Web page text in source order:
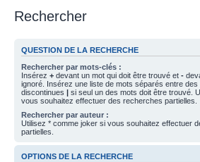
Rechercher
QUESTION DE LA RECHERCHE
Rechercher par mots-clés :
Insérez + devant un mot qui doit être trouvé et -
ignoré. Insérez une liste de mots séparés entre
discontinues | si seul un des mots doit être trouvé.
vous souhaitez effectuer des recherches partielles.
Rechercher par auteur :
Utilisez * comme joker si vous souhaitez effectuer
partielles.
OPTIONS DE LA RECHERCHE